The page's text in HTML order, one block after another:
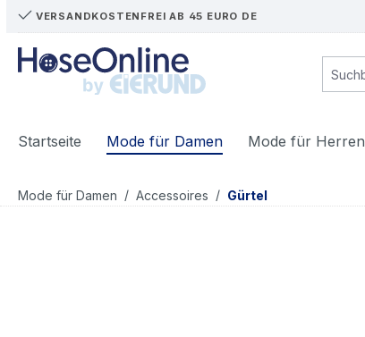
Hauptinhalt springen
Zur Suche springen
Zur Hauptnavigation springen
VERSANDKOSTENFREI AB 45 EURO DE
Startseite Mode für Damen Mode für Herren
Mode für Damen / Accessoires / Gürtel